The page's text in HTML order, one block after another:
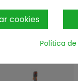
cookies
Política